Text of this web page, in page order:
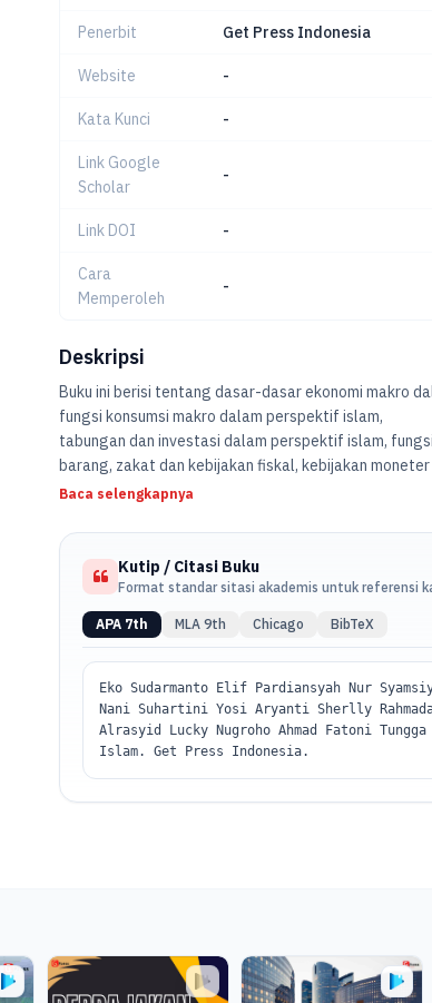
Penerbit Get Press Indonesia
Website -
Kata Kunci -
Link Google
Scholar
-
Link DOI -
Cara
Memperoleh
-
Deskripsi
Buku ini berisi tentang dasar-dasar ekonomi makro
fungsi konsumsi makro dalam perspektif islam,
tabungan dan investasi dalam perspektif islam,
barang, zakat dan kebijakan fiskal, kebijakan
ekonomi dalam perspektif ekonomi islam, inflasi dan
kontemporer dalam makro ekonomi islam.
Baca selengkapnya
Kutip / Citasi Buku
Format standar sitasi akademis untuk referensi
APA 7th MLA 9th Chicago BibTeX
Eko Sudarmanto Elif Pardiansyah Nur
Nani Suhartini Yosi Aryanti Sherlly
Alrasyid Lucky Nugroho Ahmad Fatoni
Islam. Get Press Indonesia.